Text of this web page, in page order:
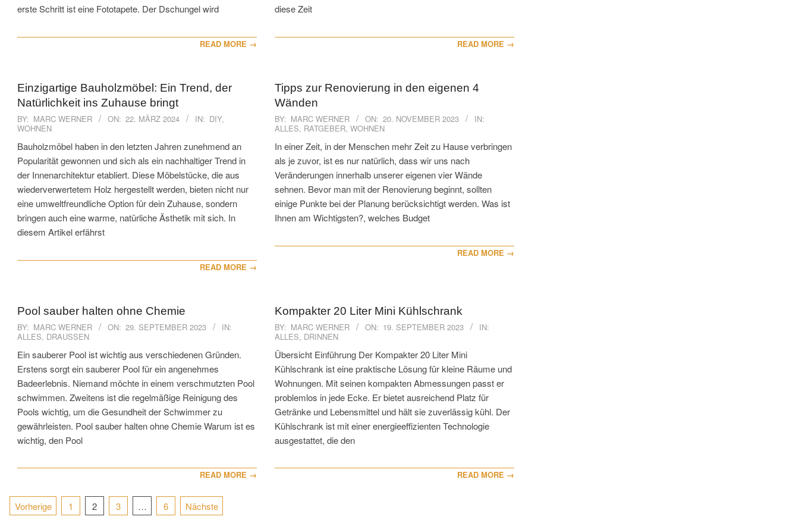
erste Schritt ist eine Fototapete. Der Dschungel wird
READ MORE →
diese Zeit
READ MORE →
Einzigartige Bauholzmöbel: Ein Trend, der
Natürlichkeit ins Zuhause bringt
2024-
03-
22
BY: MARC WERNER ON: 22. MÄRZ 2024 IN: DIY,
WOHNEN
Bauholzmöbel haben in den letzten Jahren zunehmend an
Popularität gewonnen und sich als ein nachhaltiger Trend in
der Innenarchitektur etabliert. Diese Möbelstücke, die aus
wiederverwertetem Holz hergestellt werden, bieten nicht nur
eine umweltfreundliche Option für dein Zuhause, sondern
bringen auch eine warme, natürliche Ästhetik mit sich. In
diesem Artikel erfährst
READ MORE →
Tipps zur Renovierung in den eigenen 4
Wänden
2023-
11-
20
BY: MARC WERNER ON: 20. NOVEMBER 2023
IN:
ALLES, RATGEBER, WOHNEN
In einer Zeit, in der Menschen mehr Zeit zu Hause verbringen
als je zuvor, ist es nur natürlich, dass wir uns nach
Veränderungen innerhalb unserer eigenen vier Wände
sehnen. Bevor man mit der Renovierung beginnt, sollten
einige Punkte bei der Planung berücksichtigt werden. Was ist
Ihnen am Wichtigsten?, welches Budget
READ MORE →
Pool sauber halten ohne Chemie
2023-
09-
29
BY: MARC WERNER ON: 29. SEPTEMBER 2023
IN:
ALLES, DRAUSSEN
Ein sauberer Pool ist wichtig aus verschiedenen Gründen.
Erstens sorgt ein sauberer Pool für ein angenehmes
Badeerlebnis. Niemand möchte in einem verschmutzten Pool
schwimmen. Zweitens ist die regelmäßige Reinigung des
Pools wichtig, um die Gesundheit der Schwimmer zu
gewährleisten. Pool sauber halten ohne Chemie Warum ist es
wichtig, den Pool
READ MORE →
Kompakter 20 Liter Mini Kühlschrank
2023-
09-
19
BY: MARC WERNER ON: 19. SEPTEMBER 2023
IN:
ALLES, DRINNEN
Übersicht Einführung Der Kompakter 20 Liter Mini
Kühlschrank ist eine praktische Lösung für kleine Räume und
Wohnungen. Mit seinen kompakten Abmessungen passt er
problemlos in jede Ecke. Er bietet ausreichend Platz für
Getränke und Lebensmittel und hält sie zuverlässig kühl. Der
Kühlschrank ist mit einer energieeffizienten Technologie
ausgestattet, die den
READ MORE →
Seitennummerierung
Vorherige 1 2 3 … 6 Nächste